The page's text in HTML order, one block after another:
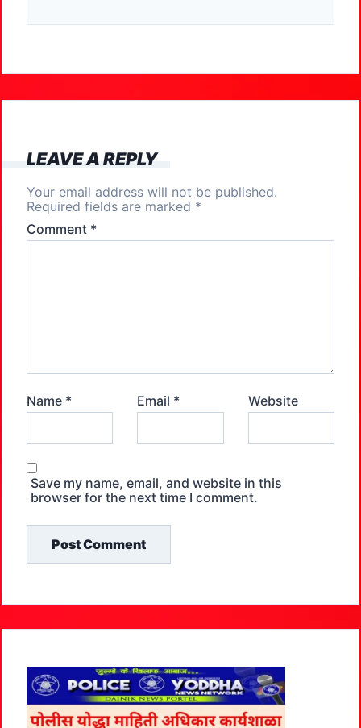
c
b
o
k
st
d
o
ai ar
LEAVE A REPLY
Your email address will not be published.
Required fields are marked *
Comment *
Name * Email * Website
Save my name, email, and website in this
browser for the next time I comment.